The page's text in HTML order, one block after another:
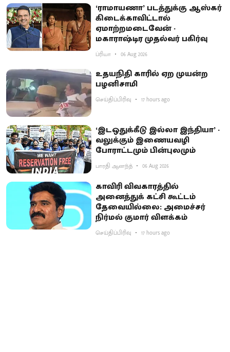
‘ராமாயணா’ படத்துக்கு ஆஸ்கர்
கிடைக்காவிட்டால்
ஏமாற்றமடைவேன் -
மகாராஷ்டிர முதல்வர் பகிர்வு
ப்ரியா 06 Aug 2026
உதயநிதி காரில் ஏற முயன்ற
பழனிசாமி
செய்திப்பிரிவு 17 hours ago
‘இடஒதுக்கீடு இல்லா இந்தியா’ -
வலுக்கும் இணையவழி
போராட்டமும் பின்புலமும்
பாரதி ஆனந்த் 06 Aug 2026
காவிரி விவகாரத்தில்
அனைத்துக் கட்சி கூட்டம்
தேவையில்லை: அமைச்சர்
நிர்மல் குமார் விளக்கம்
செய்திப்பிரிவு 17 hours ago